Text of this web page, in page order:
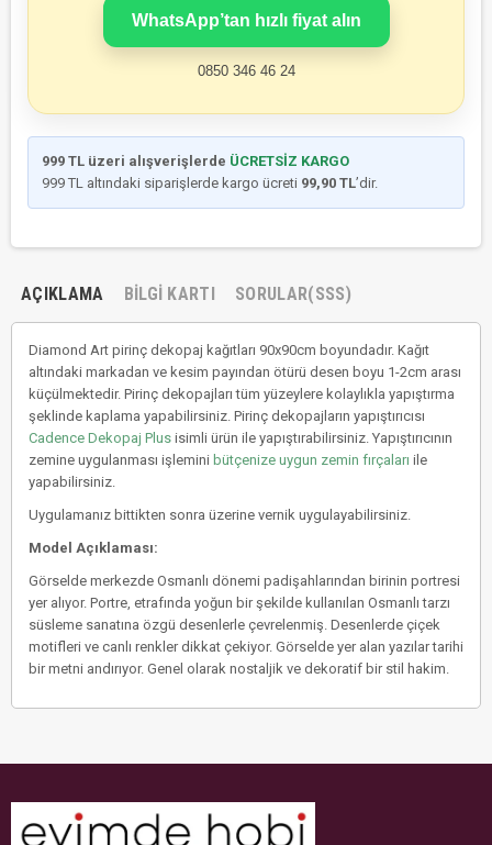
WhatsApp’tan hızlı fiyat alın
0850 346 46 24
999 TL üzeri alışverişlerde ÜCRETSİZ KARGO
999 TL altındaki siparişlerde kargo ücreti 99,90 TL’dir.
AÇIKLAMA BILGI KARTI SORULAR(SSS)
Diamond Art pirinç dekopaj kağıtları 90x90cm boyundadır. Kağıt
altındaki markadan ve kesim payından ötürü desen boyu 1-2cm arası
küçülmektedir. Pirinç dekopajları tüm yüzeylere kolaylıkla yapıştırma
şeklinde kaplama yapabilirsiniz. Pirinç dekopajların yapıştırıcısı
Cadence Dekopaj Plus isimli ürün ile yapıştırabilirsiniz. Yapıştırıcının
zemine uygulanması işlemini bütçenize uygun zemin fırçaları ile
yapabilirsiniz.
Uygulamanız bittikten sonra üzerine vernik uygulayabilirsiniz.
Model Açıklaması:
Görselde merkezde Osmanlı dönemi padişahlarından birinin portresi
yer alıyor. Portre, etrafında yoğun bir şekilde kullanılan Osmanlı tarzı
süsleme sanatına özgü desenlerle çevrelenmiş. Desenlerde çiçek
motifleri ve canlı renkler dikkat çekiyor. Görselde yer alan yazılar tarihi
bir metni andırıyor. Genel olarak nostaljik ve dekoratif bir stil hakim.